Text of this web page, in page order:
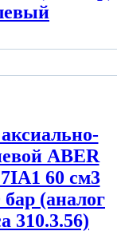
ABER
60 см3
бар (аналог
310.3.56)